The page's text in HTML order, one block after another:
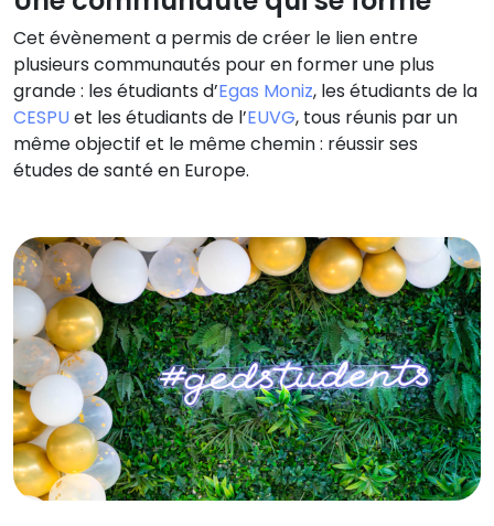
Cet évènement a permis de créer le lien entre
plusieurs communautés pour en former une plus
grande : les étudiants d’Egas Moniz, les étudiants de la
CESPUet les étudiants de l’EUVG, tous réunis par un
même objectif et le même chemin : réussir ses
études de santé en Europe.